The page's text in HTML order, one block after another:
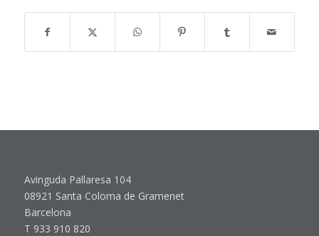
Avinguda Pallaresa 104
08921 Santa Coloma de Gramenet
Barcelona
T 933 910 820